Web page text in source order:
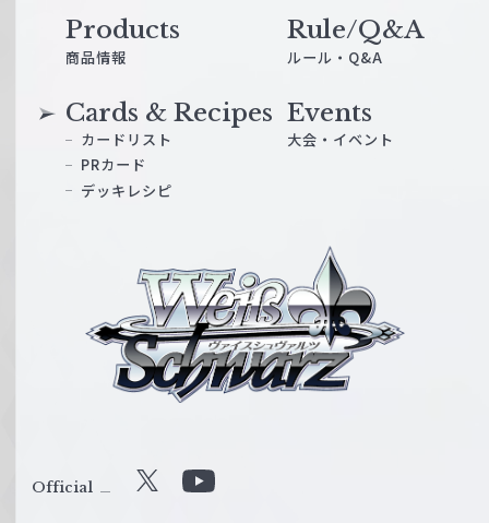
ス
ル
Products
商品情報
Cards & Recipes
カードリスト
PRカード
デッキレシピ
Events
大会・イベント
Rule/Q&A
ルール・Q&A
Official X